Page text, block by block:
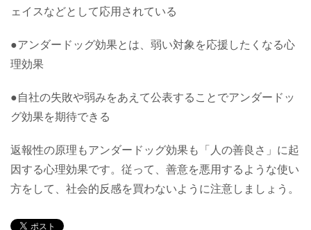
ェイスなどとして応用されている
●アンダードッグ効果とは、弱い対象を応援したくなる心
理効果
●自社の失敗や弱みをあえて公表することでアンダードッ
グ効果を期待できる
返報性の原理もアンダードッグ効果も「人の善良さ」に起
因する心理効果です。従って、善意を悪用するような使い
方をして、社会的反感を買わないように注意しましょう。